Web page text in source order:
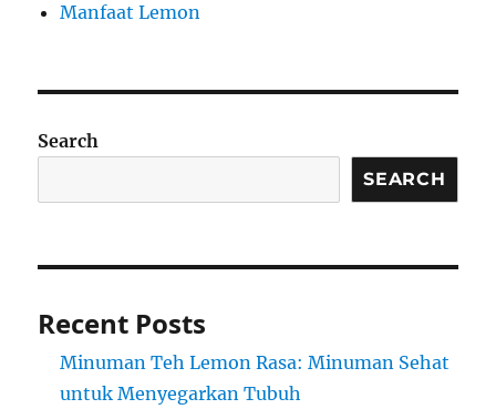
Manfaat Lemon
Search
SEARCH
Recent Posts
Minuman Teh Lemon Rasa: Minuman Sehat
untuk Menyegarkan Tubuh